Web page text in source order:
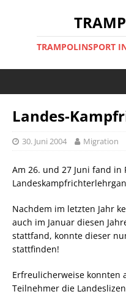
TRAMPOLINSPORT
Landes-
30. Juni 2004 Migration
Am 26. und 27 Juni fand in
Nachdem im letzten Jahr
auch im Januar diesen
stattfand, konnte dieser
stattfinden!
Erfreulicherweise konnten
Teilnehmer die